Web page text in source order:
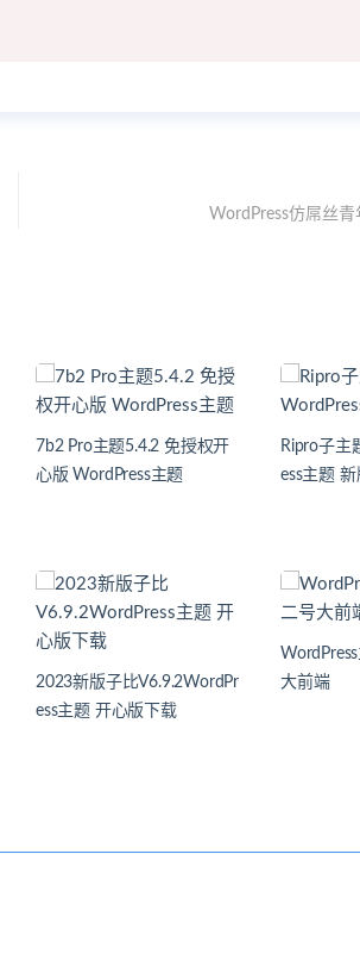
WordPress仿屌丝
7b2 Pro主题5.4.2 免授权开
心版 WordPress主题
Ripro子主
ess主题 新
2023新版子比V6.9.2WordPr
ess主题 开心版下载
大前端